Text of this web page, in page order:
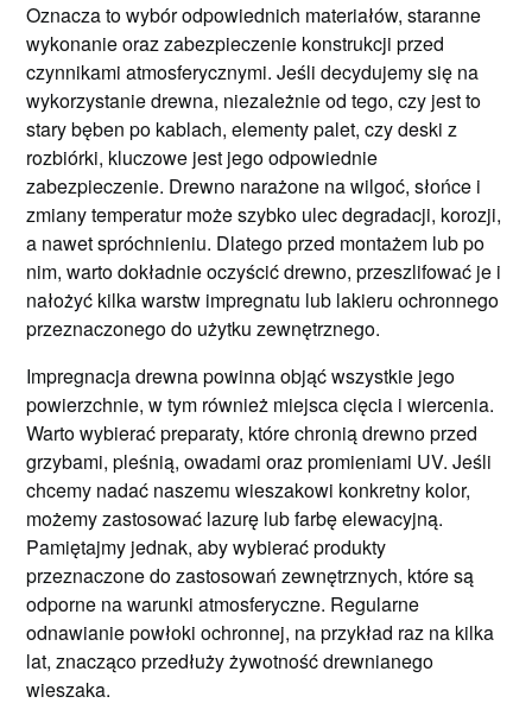
Oznacza to wybór odpowiednich materiałów, staranne
wykonanie oraz zabezpieczenie konstrukcji przed
czynnikami atmosferycznymi. Jeśli decydujemy się na
wykorzystanie drewna, niezależnie od tego, czy jest to
stary bęben po kablach, elementy palet, czy deski z
rozbiórki, kluczowe jest jego odpowiednie
zabezpieczenie. Drewno narażone na wilgoć, słońce i
zmiany temperatur może szybko ulec degradacji, korozji,
a nawet spróchnieniu. Dlatego przed montażem lub po
nim, warto dokładnie oczyścić drewno, przeszlifować je i
nałożyć kilka warstw impregnatu lub lakieru ochronnego
przeznaczonego do użytku zewnętrznego.
Impregnacja drewna powinna objąć wszystkie jego
powierzchnie, w tym również miejsca cięcia i wiercenia.
Warto wybierać preparaty, które chronią drewno przed
grzybami, pleśnią, owadami oraz promieniami UV. Jeśli
chcemy nadać naszemu wieszakowi konkretny kolor,
możemy zastosować lazurę lub farbę elewacyjną.
Pamiętajmy jednak, aby wybierać produkty
przeznaczone do zastosowań zewnętrznych, które są
odporne na warunki atmosferyczne. Regularne
odnawianie powłoki ochronnej, na przykład raz na kilka
lat, znacząco przedłuży żywotność drewnianego
wieszaka.